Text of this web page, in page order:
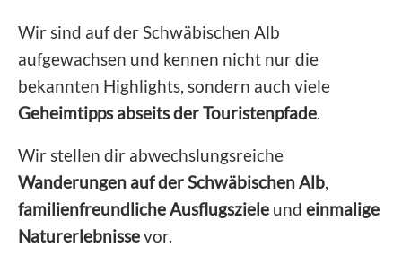
Wir sind auf der Schwäbischen Alb
aufgewachsen und kennen nicht nur die
bekannten Highlights, sondern auch viele
Geheimtipps abseits der Touristenpfade
Wir stellen dir abwechslungsreiche
Wanderungen auf der Schwäbischen Alb
familienfreundliche Ausflugsziele und einmalige
Naturerlebnissevor.